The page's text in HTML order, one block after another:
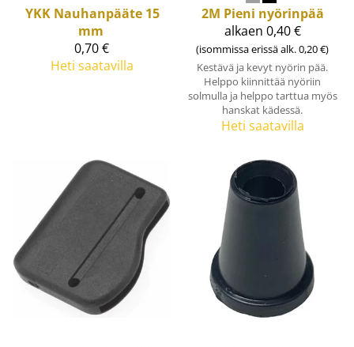
YKK Nauhanpääte 15
mm
0,70 €
Heti saatavilla
2M Pieni nyörinpää
alkaen 0,40 €
(isommissa erissä alk. 0,20 €)
Kestävä ja kevyt nyörin pää.
Helppo kiinnittää nyöriin
solmulla ja helppo tarttua myös
hanskat kädessä.
Heti saatavilla